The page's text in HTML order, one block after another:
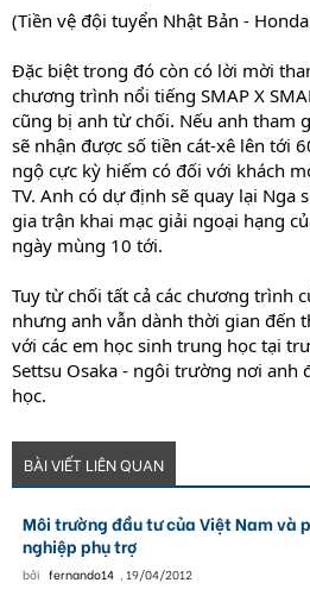
(Tiền vệ đội tuyển Nhật Bản -
Đặc biệt trong đó còn có lời mời
chương trình nổi tiếng SMAP X
cũng bị anh từ chối. Nếu anh tham
sẽ nhận được số tiền cát-xê lên tới
ngộ cực kỳ hiếm có đối với khách
TV. Anh có dự định sẽ quay lại Nga
gia trận khai mạc giải ngoại hạng
ngày mùng 10 tới.
Tuy từ chối tất cả các chương trình
nhưng anh vẫn dành thời gian đến
với các em học sinh trung học tại
Settsu Osaka - ngôi trường nơi anh
học.
BÀI VIẾT LIÊN QUAN
Môi trường đầu tư của Việt Nam và
nghiệp phụ trợ
bởi fernando14 , 19/04/2012